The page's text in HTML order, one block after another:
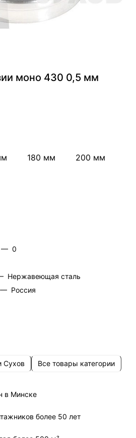
моно 430 0,5 мм
180 мм 200 мм
— 0
Нержавеющая сталь
— Россия
Сухов Все товары категории
в Минске
более 50 лет